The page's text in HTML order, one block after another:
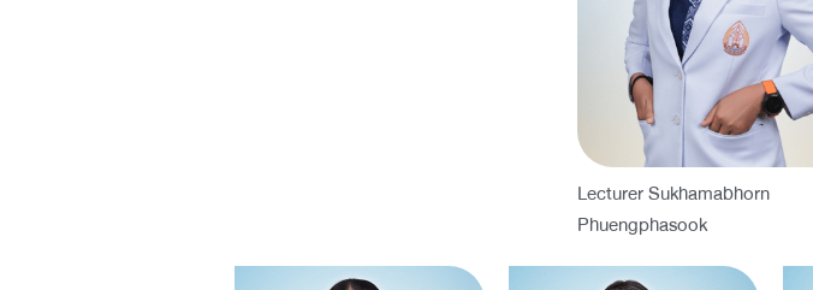
Lecturer Sukhamabhorn
Phuengphasook